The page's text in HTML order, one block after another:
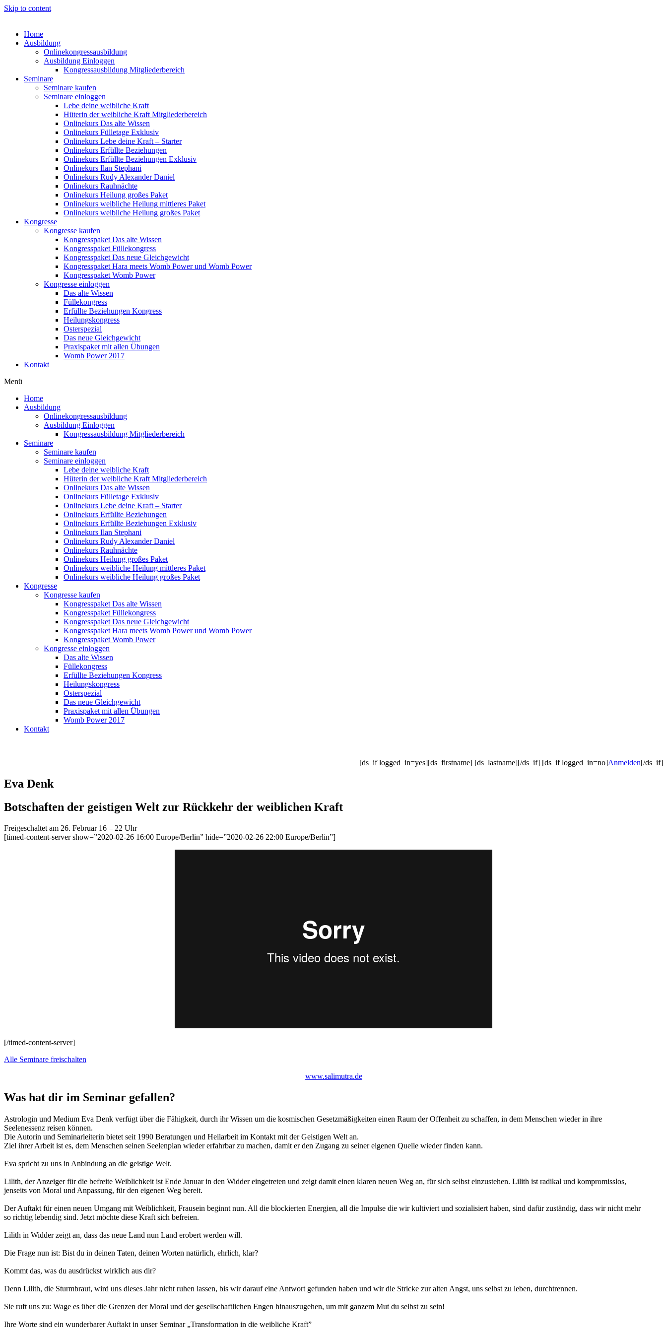
Skip to content
Home
Ausbildung
Onlinekongressausbildung
Ausbildung Einloggen
Kongressausbildung Mitgliederbereich
Seminare
Seminare kaufen
Seminare einloggen
Lebe deine weibliche Kraft
Hüterin der weibliche Kraft Mitgliederbereich
Onlinekurs Das alte Wissen
Onlinekurs Fülletage Exklusiv
Onlinekurs Lebe deine Kraft – Starter
Onlinekurs Erfüllte Beziehungen
Onlinekurs Erfüllte Beziehungen Exklusiv
Onlinekurs Ilan Stephani
Onlinekurs Rudy Alexander Daniel
Onlinekurs Rauhnächte
Onlinekurs Heilung großes Paket
Onlinekurs weibliche Heilung mittleres Paket
Onlinekurs weibliche Heilung großes Paket
Kongresse
Kongresse kaufen
Kongresspaket Das alte Wissen
Kongresspaket Füllekongress
Kongresspaket Das neue Gleichgewicht
Kongresspaket Hara meets Womb Power und Womb Power
Kongresspaket Womb Power
Kongresse einloggen
Das alte Wissen
Füllekongress
Erfüllte Beziehungen Kongress
Heilungskongress
Osterspezial
Das neue Gleichgewicht
Praxispaket mit allen Übungen
Womb Power 2017
Kontakt
Menü
Home
Ausbildung
Onlinekongressausbildung
Ausbildung Einloggen
Kongressausbildung Mitgliederbereich
Seminare
Seminare kaufen
Seminare einloggen
Lebe deine weibliche Kraft
Hüterin der weibliche Kraft Mitgliederbereich
Onlinekurs Das alte Wissen
Onlinekurs Fülletage Exklusiv
Onlinekurs Lebe deine Kraft – Starter
Onlinekurs Erfüllte Beziehungen
Onlinekurs Erfüllte Beziehungen Exklusiv
Onlinekurs Ilan Stephani
Onlinekurs Rudy Alexander Daniel
Onlinekurs Rauhnächte
Onlinekurs Heilung großes Paket
Onlinekurs weibliche Heilung mittleres Paket
Onlinekurs weibliche Heilung großes Paket
Kongresse
Kongresse kaufen
Kongresspaket Das alte Wissen
Kongresspaket Füllekongress
Kongresspaket Das neue Gleichgewicht
Kongresspaket Hara meets Womb Power und Womb Power
Kongresspaket Womb Power
Kongresse einloggen
Das alte Wissen
Füllekongress
Erfüllte Beziehungen Kongress
Heilungskongress
Osterspezial
Das neue Gleichgewicht
Praxispaket mit allen Übungen
Womb Power 2017
Kontakt
[ds_if logged_in=yes][ds_firstname] [ds_lastname][/ds_if] [ds_if logged_in=no]Anmelden[/ds_if]
Eva Denk
Botschaften der geistigen Welt zur Rückkehr der weiblichen Kraft
Freigeschaltet am 26. Februar 16 – 22 Uhr
[timed-content-server show=”2020-02-26 16:00 Europe/Berlin” hide=”2020-02-26 22:00 Europe/Berlin”]
[/timed-content-server]
Alle Seminare freischalten
www.salimutra.de
Was hat dir im Seminar gefallen?
Astrologin und Medium Eva Denk verfügt über die Fähigkeit, durch ihr Wissen um die kosmischen Gesetzmäßigkeiten einen Raum der Offenheit zu schaffen, in dem Menschen wieder in ihre
Seelenessenz reisen können.
Die Autorin und Seminarleiterin bietet seit 1990 Beratungen und Heilarbeit im Kontakt mit der Geistigen Welt an.
Ziel ihrer Arbeit ist es, dem Menschen seinen Seelenplan wieder erfahrbar zu machen, damit er den Zugang zu seiner eigenen Quelle wieder finden kann.
Eva spricht zu uns in Anbindung an die geistige Welt.
Lilith, der Anzeiger für die befreite Weiblichkeit ist Ende Januar in den Widder eingetreten und zeigt damit einen klaren neuen Weg an, für sich selbst einzustehen. Lilith ist radikal und kompromisslos,
jenseits von Moral und Anpassung, für den eigenen Weg bereit.
Der Auftakt für einen neuen Umgang mit Weiblichkeit, Frausein beginnt nun. All die blockierten Energien, all die Impulse die wir kultiviert und sozialisiert haben, sind dafür zuständig, dass wir nicht mehr
so richtig lebendig sind. Jetzt möchte diese Kraft sich befreien.
Lilith in Widder zeigt an, dass das neue Land nun Land erobert werden will.
Die Frage nun ist: Bist du in deinen Taten, deinen Worten natürlich, ehrlich, klar?
Kommt das, was du ausdrückst wirklich aus dir?
Denn Lilith, die Sturmbraut, wird uns dieses Jahr nicht ruhen lassen, bis wir darauf eine Antwort gefunden haben und wir die Stricke zur alten Angst, uns selbst zu leben, durchtrennen.
Sie ruft uns zu: Wage es über die Grenzen der Moral und der gesellschaftlichen Engen hinauszugehen, um mit ganzem Mut du selbst zu sein!
Ihre Worte sind ein wunderbarer Auftakt in unser Seminar „Transformation in die weibliche Kraft”